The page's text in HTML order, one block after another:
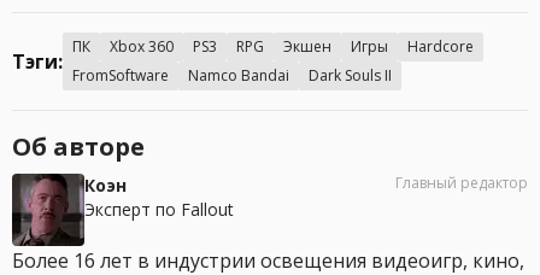
Тэги:
ПК Xbox 360 PS3 RPG Экшен Игры
Hardcore
FromSoftware
Namco Bandai Dark Souls II
Об авторе
Коэн
Эксперт по Fallout
Главный редактор
Более 16 лет в индустрии освещения видеоигр, кино,